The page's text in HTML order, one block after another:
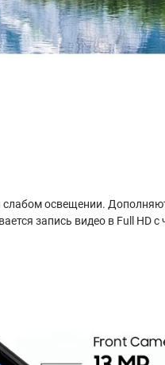
освещении.
запись видео в Full HD с